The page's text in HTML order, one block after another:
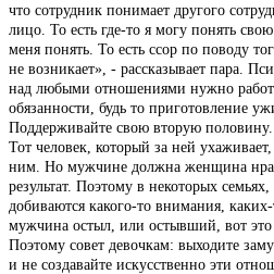
что сотрудник понимает другого
лицо. То есть где-то я могу понять
меня понять. То есть ссор по поводу
не возникает», - рассказывает пара.
над любыми отношениями нужно
обязанности, будь то приготовление
Поддерживайте свою вторую
Тот человек, который за ней ухаживает,
ним. Но мужчине должна женщина
результат. Поэтому в некоторых
добиваются какого-то внимания,
мужчина остыл, или остывший, вот это
Поэтому совет девочкам: выходите
и не создавайте искусственно эти